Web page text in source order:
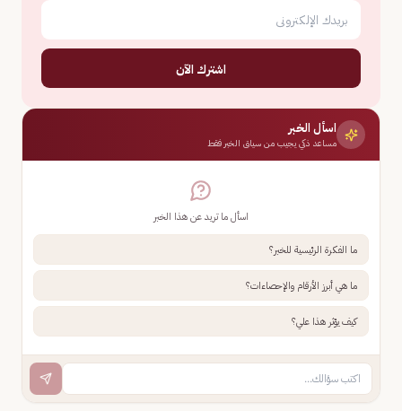
اشترك الآن
اسأل الخبر
مساعد ذكي يجيب من سياق الخبر فقط
اسأل ما تريد عن هذا الخبر
ما الفكرة الرئيسية للخبر؟
ما هي أبرز الأرقام والإحصاءات؟
كيف يؤثر هذا علي؟